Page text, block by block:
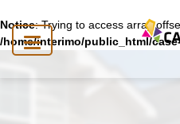
Notice: Trying to access array
/home/interimo/public_html/